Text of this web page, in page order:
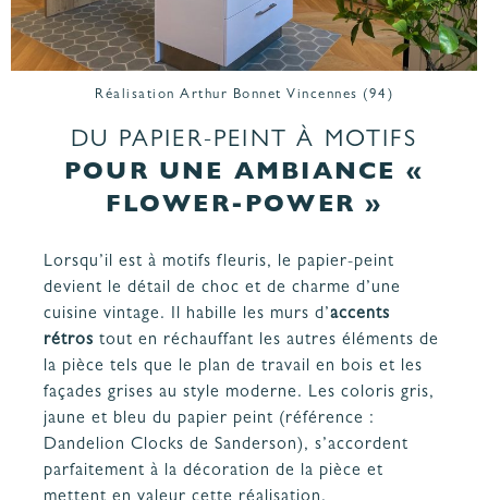
Réalisation Arthur Bonnet Vincennes (94)
DU PAPIER-PEINT À MOTIFS
POUR UNE AMBIANCE «
FLOWER-POWER »
Lorsqu’il est à motifs fleuris, le papier-peint
devient le détail de choc et de charme d’une
cuisine vintage. Il habille les murs d’accents
rétros tout en réchauffant les autres éléments de
la pièce tels que le plan de travail en bois et les
façades grises au style moderne. Les coloris gris,
jaune et bleu du papier peint (référence :
Dandelion Clocks de Sanderson), s’accordent
parfaitement à la décoration de la pièce et